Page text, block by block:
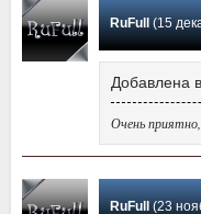
RuFull (15
Добавлена
Очень
RuFull (23